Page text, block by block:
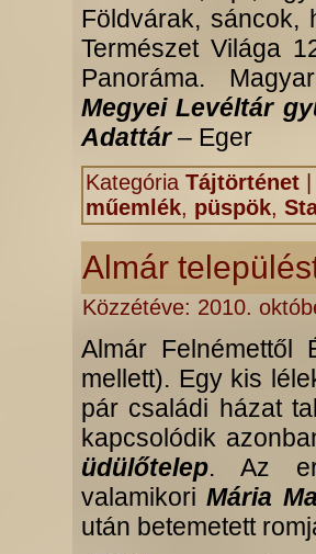
Földvárak, sáncok,
Természet Világa
Panoráma.
Megyei Levéltár
Adattár– Eger
Kategória Tájtörténet
műemlék, püspök,
Almár
Közzétéve: 2010.
Almár
mellett). Egy kis
pár családi házat
kapcsolódik
üdülőtelep. Az
valamikoriMária
után betemetett